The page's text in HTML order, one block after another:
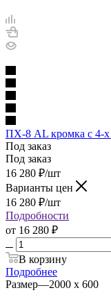
ПХ-8 AL кромка с 4-х
Под заказ
Под заказ
16 280 ₽/шт
Варианты цен
16 280 ₽/шт
Подробности
от 16 280 ₽
В корзину
Подробнее
Размер—2000 х 600